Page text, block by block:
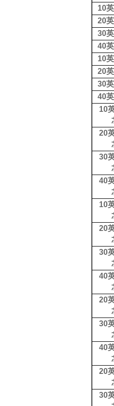
10
20
30
40
10
20
30
40
10
20
30
40
10
20
30
40
20
30
40
20
30